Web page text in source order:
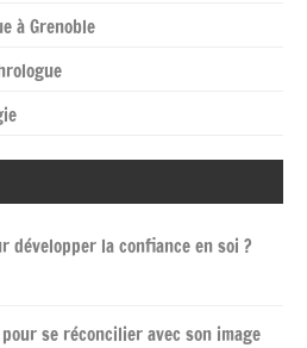
à Grenoble
développer la confiance en soi ?
se réconcilier avec son image